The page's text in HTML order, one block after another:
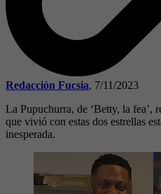
Redacción Fucsia, 7/11/2023
La Pupuchurra, de ‘Betty, la fea’,
que vivió con estas dos estrellas
inesperada.